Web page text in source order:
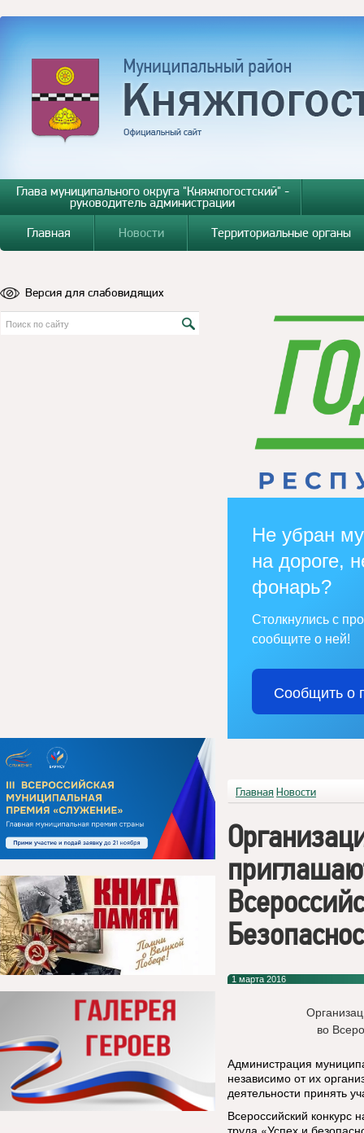
Глава муниципального округа "Княжпогостский" -
руководитель администрации
Главная
Новости Территориальные органы
Версия для слабовидящих
Не убран
на дороге,
фонарь?
Столкнулись с
сообщите о ней!
Сообщить о
Главная Новости
1 марта 2016
во
Администрация
независимо от их
деятельности принять
Всероссийский конкурс
труда «Успех и